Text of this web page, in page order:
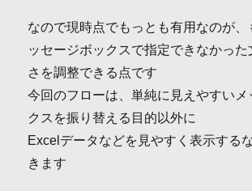
なので現時点でもっとも有用なのが、
ッセージボックスで指定できなかった
さを調整できる点です
今回のフローは、単純に見えやすいメ
クスを振り替える目的以外に
Excelデータなどを見やすく表示する
きます